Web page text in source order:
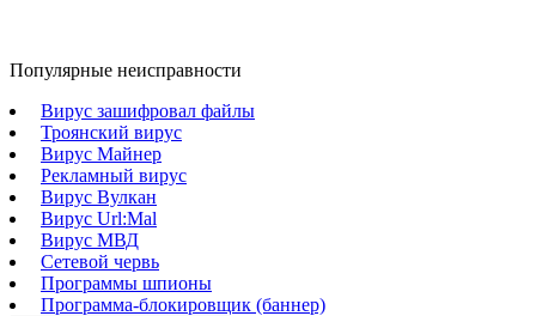
Популярные неисправности
Вирус зашифровал файлы
Троянский вирус
Вирус Майнер
Рекламный вирус
Вирус Вулкан
Вирус Url:Mal
Вирус МВД
Сетевой червь
Программы шпионы
Программа-блокировщик (баннер)